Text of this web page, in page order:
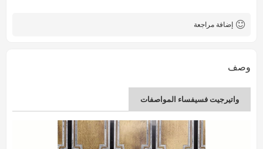
إضافة مراجعة
وصف
واتيرجيت فسيفساء المواصفات